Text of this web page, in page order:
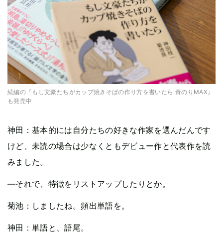
続編の『もし文豪たちがカップ焼きそばの作り方を書いたら 青のりMAX』
も発売中
神田：基本的には自分たちの好きな作家を選んだんです
けど、未読の場合は少なくともデビュー作と代表作を読
みました。
—それで、特徴をリストアップしたりとか。
菊池：しましたね。頻出単語を。
神田：単語と、語尾。